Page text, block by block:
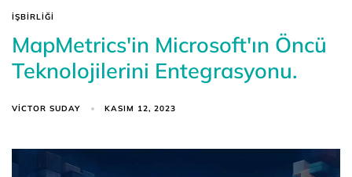
İŞBIRLIĞI
MapMetrics'in Microsoft'ın Öncü
Teknolojilerini Entegrasyonu.
VICTOR SUDAY KASIM 12, 2023